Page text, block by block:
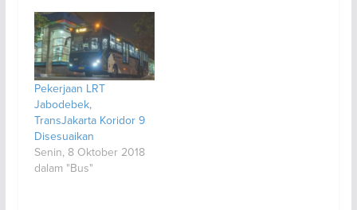
Pekerjaan LRT
Jabodebek,
TransJakarta Koridor 9
Disesuaikan
Senin, 8 Oktober 2018
dalam "Bus"